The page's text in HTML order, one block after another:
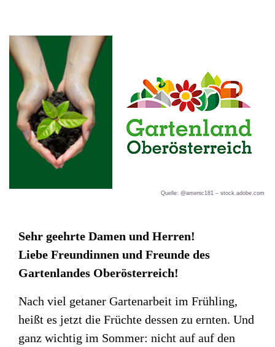
Sehr geehrte Damen und Herren!
Liebe Freundinnen und Freunde des
Gartenlandes Oberösterreich!
Nach viel getaner Gartenarbeit im Frühling,
heißt es jetzt die Früchte dessen zu ernten. Und
ganz wichtig im Sommer: nicht auf auf den